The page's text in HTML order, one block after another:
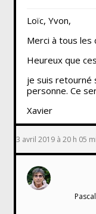
Loïc, Yvon,
Merci à tous les
Heureux que
je suis retourné
personne. Ce
Xavier
3 avril 2019 à 20 h 05